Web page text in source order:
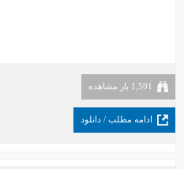
1,501 بار مشاهده
ادامه مطلب / دانلود